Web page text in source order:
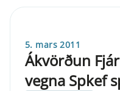
5. mars 2011
Ákvörðun
vegna Spkef